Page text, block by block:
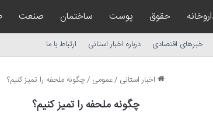
حقوق پوست ساختمان صنعت
خبرهای اقتصادی درباره اخبار استانی ارتباط با ما
اخبار استانی /عمومی /چگونه ملحفه را تمیز کنیم؟
چگونه ملحفه را تمیز کنیم؟